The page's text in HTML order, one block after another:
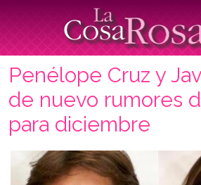
Penélope Cruz y
de nuevo rumores
para diciembre